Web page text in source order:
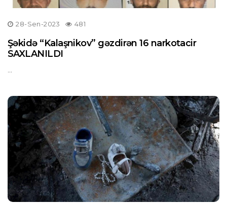
28-Sen-2023 481
Şəkidə “Kalaşnikov” gəzdirən 16 narkotacir
SAXLANILDI
...